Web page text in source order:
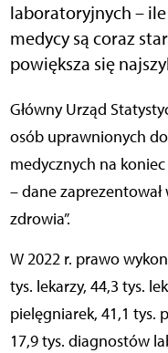
laboratoryjnych –
medycy są coraz
powiększa się
Główny Urząd Statystyczny policzył, ile było w Polsce
osób uprawnionych
medycznych na
– dane
zdrowia”.
W 2022 r. prawo
tys. lekarzy, 44,3 tys.
pielęgniarek, 41,1 tys.
17,9 tys. diagnostów